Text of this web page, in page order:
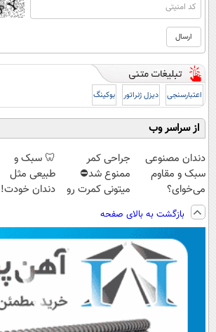
اعتبارسنجی دیزل ژنراتور بوکینگ
از سراسر وب
دندان مصنوعی
سبک و مقاوم
می‌خوای؟
پرداخت اقساطی
هم داریم!😍 |
📍تهران
جراحی کمر
ممنوع شد⛔
میتونی کمرت رو
کنی! 👈🏻
پرسش‌نامه
🦷 سبک و
طبیعی مثل
دندان خودت!
💳 📍 تهران
بازگشت به بالای صفحه